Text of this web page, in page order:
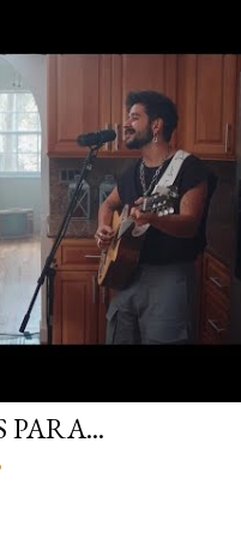
PARA...